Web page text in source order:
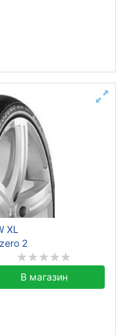
XL
2
В магазин